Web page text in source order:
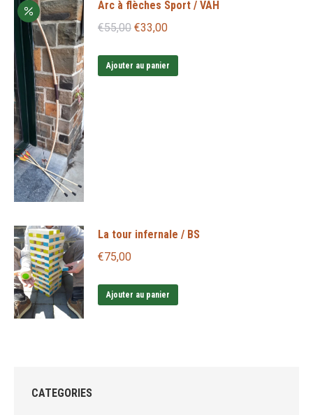
Arc à flèches Sport / VAH
€55,00 Le
initial
€33,00Le
actuel
Ajouter au panier
La tour infernale / BS
€75,00
Ajouter au panier
CATEGORIES